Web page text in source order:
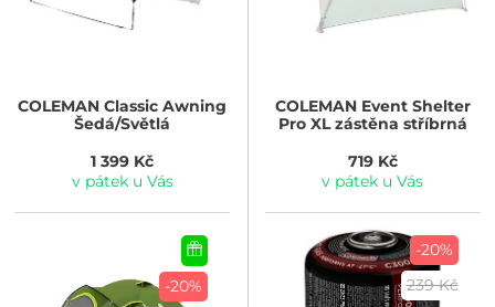
COLEMAN Classic Awning
Šedá/Světlá
1 399 Kč
v pátek u Vás
COLEMANEvent Shelter
Pro XL zástěna stříbrná
719 Kč
v pátek u Vás
-20%
-20%
239 Kč